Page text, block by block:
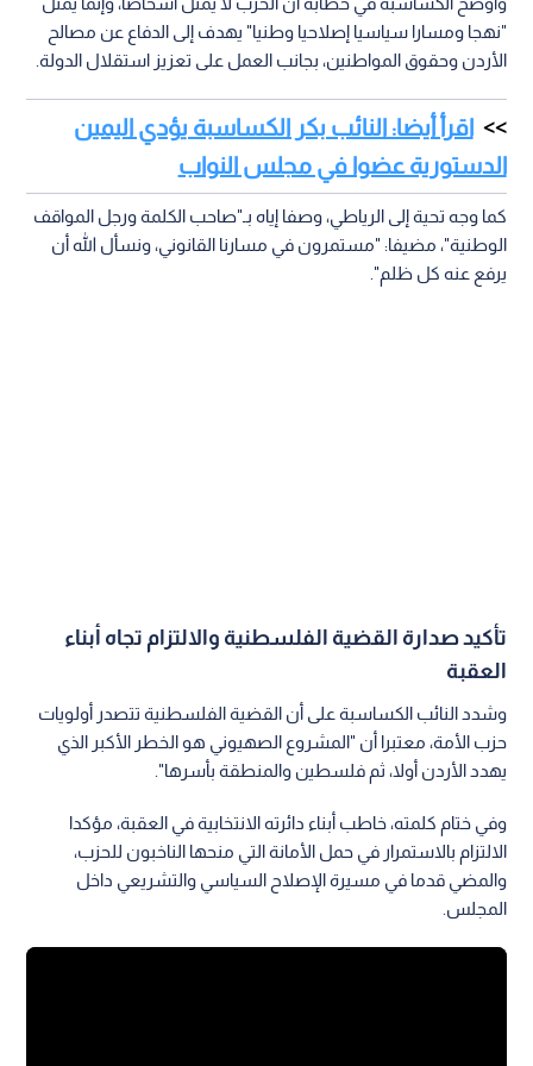
"نهجا ومسارا سياسيا إصلاحيا وطنيا" يهدف إلى الدفاع عن مصالح
الأردن وحقوق المواطنين، بجانب العمل على تعزيز استقلال الدولة.
اقرأ أيضا: النائب بكر الكساسبة يؤدي اليمين
الدستورية عضوا في مجلس النواب
كما وجه تحية إلى الرياطي، وصفا إياه بـ"صاحب الكلمة ورجل المواقف
الوطنية"، مضيفا: "مستمرون في مسارنا القانوني، ونسأل الله أن
يرفع عنه كل ظلم".
تأكيد صدارة القضية الفلسطنية والالتزام تجاه أبناء
العقبة
وشدد النائب الكساسبة على أن القضية الفلسطنية تتصدر أولويات
حزب الأمة، معتبرا أن "المشروع الصهيوني هو الخطر الأكبر الذي
يهدد الأردن أولا، ثم فلسطين والمنطقة بأسرها".
وفي ختام كلمته، خاطب أبناء دائرته الانتخابية في العقبة، مؤكدا
الالتزام بالاستمرار في حمل الأمانة التي منحها الناخبون للحزب،
والمضي قدما في مسيرة الإصلاح السياسي والتشريعي داخل
المجلس.